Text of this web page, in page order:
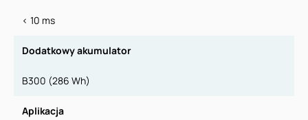
< 10 ms
Dodatkowy akumulator
B300 (286 Wh)
Aplikacja